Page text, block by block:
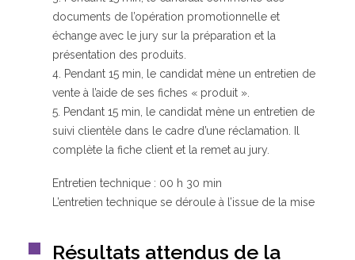
documents de l’opération promotionnelle et
échange avec le jury sur la préparation et la
présentation des produits.
4. Pendant 15 min, le candidat mène un entretien de
vente à l’aide de ses fiches « produit ».
5. Pendant 15 min, le candidat mène un entretien de
suivi clientèle dans le cadre d’une réclamation. Il
complète la fiche client et la remet au jury.
Entretien technique : 00 h 30 min
L’entretien technique se déroule à l’issue de la mise
Résultats attendus de la